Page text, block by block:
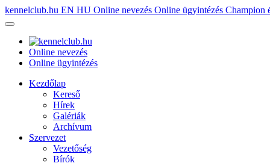
kennelclub.hu EN HU Online nevezés Online ügyintézés Champion
Online nevezés
Online ügyintézés
Kezdőlap
Kereső
Hírek
Galériák
Archívum
Szervezet
Vezetőség
Bírók